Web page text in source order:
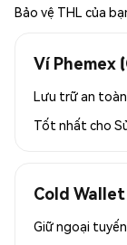
Bảo vệ THL của
Ví Phemex
Lưu trữ an
Tốt nhất cho
Cold
Giữ ngoại